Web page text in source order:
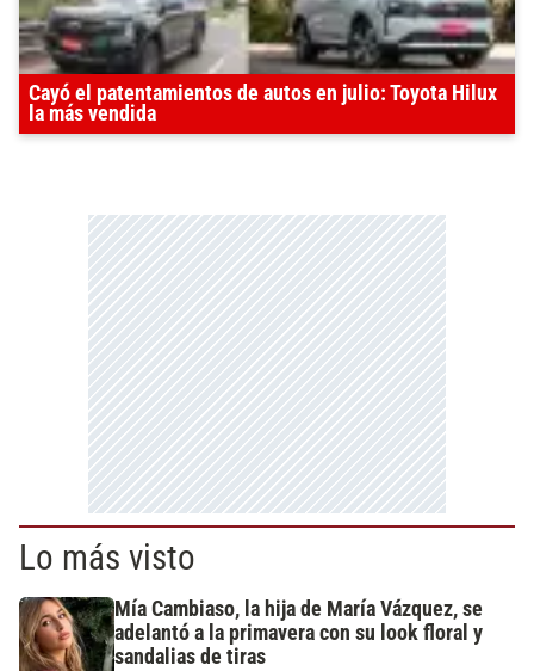
Cayó el patentamientos de autos en julio: Toyota Hilux
la más vendida
Lo más visto
Mía Cambiaso, la hija de María Vázquez, se
adelantó a la primavera con su look floral y
sandalias de tiras